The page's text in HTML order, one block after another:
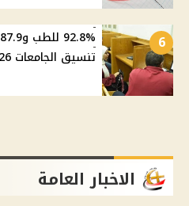
6
تنسيق الجامعات 2026 وأماكن المرحلة الثانية
الاخبار العامة